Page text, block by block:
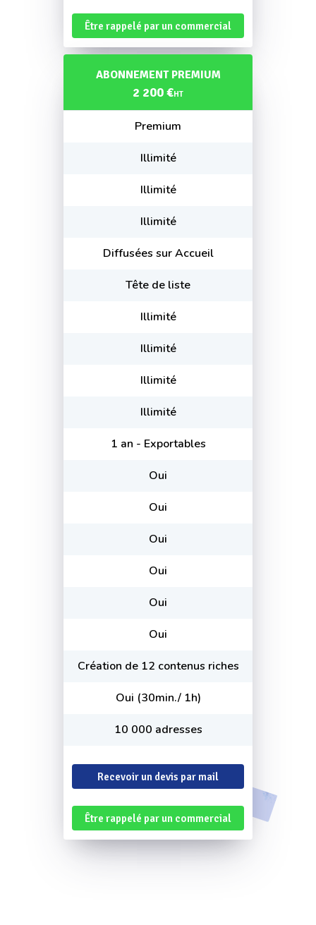
Être rappelé par un commercial
ABONNEMENT PREMIUM
2 200 €HT
Premium
Illimité
Illimité
Illimité
Diffusées sur Accueil
Tête de liste
Illimité
Illimité
Illimité
Illimité
1 an - Exportables
Oui
Oui
Oui
Oui
Oui
Oui
Création de 12 contenus riches
Oui (30min./ 1h)
10 000 adresses
Recevoir un devis par mail
Être rappelé par un commercial